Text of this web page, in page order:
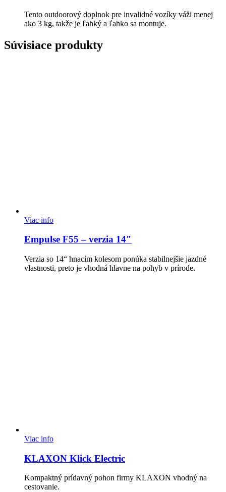
Tento outdoorový doplnok pre invalidné vozíky váži menej
ako 3 kg, takže je ľahký a ľahko sa montuje.
Súvisiace produkty
Viac info
Empulse F55 – verzia 14″
Verzia so 14“ hnacím kolesom ponúka stabilnejšie jazdné
vlastnosti, preto je vhodná hlavne na pohyb v prírode.
Viac info
KLAXON Klick Electric
Kompaktný prídavný pohon firmy KLAXON vhodný na
cestovanie.